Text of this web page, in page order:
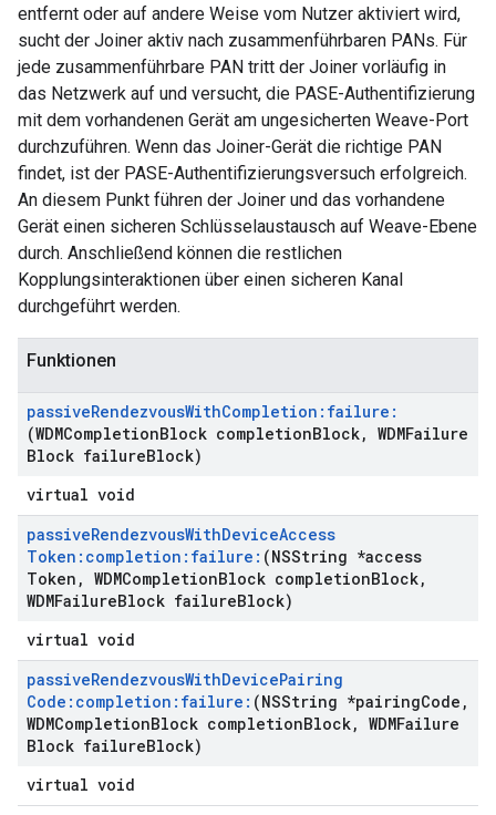
entfernt oder auf andere Weise vom Nutzer aktiviert wird,
sucht der Joiner aktiv nach zusammenführbaren PANs. Für
jede zusammenführbare PAN tritt der Joiner vorläufig in
das Netzwerk auf und versucht, die PASE-Authentifizierung
mit dem vorhandenen Gerät am ungesicherten Weave-Port
durchzuführen. Wenn das Joiner-Gerät die richtige PAN
findet, ist der PASE-Authentifizierungsversuch erfolgreich.
An diesem Punkt führen der Joiner und das vorhandene
Gerät einen sicheren Schlüsselaustausch auf Weave-Ebene
durch. Anschließend können die restlichen
Kopplungsinteraktionen über einen sicheren Kanal
durchgeführt werden.
Funktionen
passiveRendezvousWithCompletion:failure:
(WDMCompletionBlock completionBlock, WDMFailure
Block failureBlock)
virtual void
passiveRendezvousWithDeviceAccess
Token:completion:failure: (NSString *access
Token , WDMCompletionBlock completionBlock,
WDMFailureBlock failureBlock)
virtual void
passiveRendezvousWithDevicePairing
Code:completion:failure: (NSString *pairingCode ,
WDMCompletionBlock completionBlock, WDMFailure
Block failureBlock)
virtual void